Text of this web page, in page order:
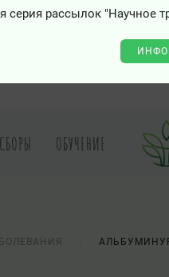
серия рассылок "Научное
СБОРЫ ОБУЧЕНИЕ
0 - Class